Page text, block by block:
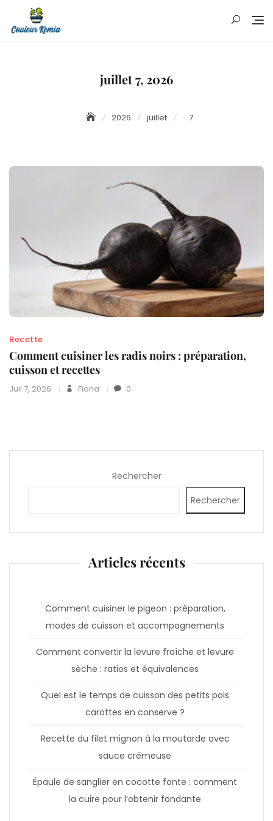
content
juillet 7, 2026
2026 juillet 7
Recette
Comment cuisiner les radis noirs : préparation,
cuisson et recettes
Juil 7, 2026 Fiona 0
Rechercher
Rechercher
Articles récents
Comment cuisiner le pigeon : préparation,
modes de cuisson et accompagnements
Comment convertir la levure fraîche et levure
sèche : ratios et équivalences
Quel est le temps de cuisson des petits pois
carottes en conserve ?
Recette du filet mignon à la moutarde avec
sauce crémeuse
Épaule de sanglier en cocotte fonte : comment
la cuire pour l’obtenir fondante